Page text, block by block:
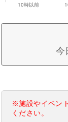
今
※施設やイベン
ください。